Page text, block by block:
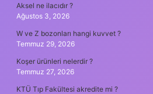
Aksel ne ilacıdır ?
Ağustos 3, 2026
W ve Z bozonları hangi kuvvet ?
Temmuz 29, 2026
Koşer ürünleri nelerdir ?
Temmuz 27, 2026
KTÜ Tıp Fakültesi akredite mi ?